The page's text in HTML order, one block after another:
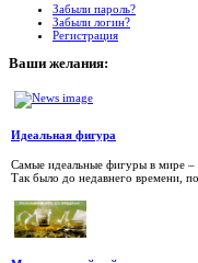
Забыли пароль?
Забыли логин?
Регистрация
Ваши желания:
Идеальная фигура
Самые идеальные фигуры в мире –
Так было до недавнего времени,